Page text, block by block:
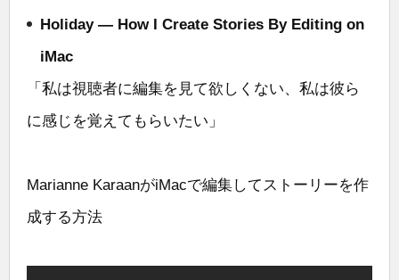
Holiday — How I Create Stories By Editing on
iMac
「私は視聴者に編集を見て欲しくない、私は彼ら
に感じを覚えてもらいたい」
Marianne KaraanがiMacで編集してストーリーを作
成する方法